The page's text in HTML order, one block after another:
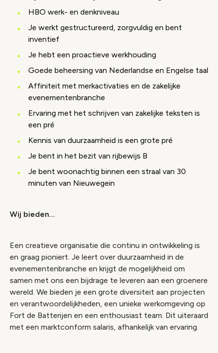
HBO werk- en denkniveau
Je werkt gestructureerd, zorgvuldig en bent
inventief
Je hebt een proactieve werkhouding
Goede beheersing van Nederlandse en Engelse taal
Affiniteit met merkactivaties en de zakelijke
evenementenbranche
Ervaring met het schrijven van zakelijke teksten is
een pré
Kennis van duurzaamheid is een grote pré
Je bent in het bezit van rijbewijs B
Je bent woonachtig binnen een straal van 30
minuten van Nieuwegein
Wij bieden…
Een creatieve organisatie die continu in ontwikkeling is
en graag pioniert. Je leert over duurzaamheid in de
evenementenbranche en krijgt de mogelijkheid om
samen met ons een bijdrage te leveren aan een groenere
wereld. We bieden je een grote diversiteit aan projecten
en verantwoordelijkheden, een unieke werkomgeving op
Fort de Batterijen en een enthousiast team. Dit uiteraard
met een marktconform salaris, afhankelijk van ervaring.